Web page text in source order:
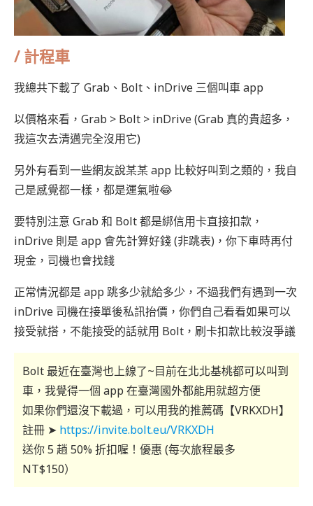
/ 計程車
我總共下載了 Grab、Bolt、inDrive 三個叫車 app
以價格來看，Grab > Bolt > inDrive (Grab 真的貴超多，
我這次去清邁完全沒用它)
另外有看到一些網友說某某 app 比較好叫到之類的，我自
己是感覺都一樣，都是運氣啦😂
要特別注意 Grab 和 Bolt 都是綁信用卡直接扣款，
inDrive 則是 app 會先計算好錢 (非跳表)，你下車時再付
現金，司機也會找錢
正常情況都是 app 跳多少就給多少，不過我們有遇到一次
inDrive 司機在接單後私訊抬價，你們自己看看如果可以
接受就搭，不能接受的話就用 Bolt，刷卡扣款比較沒爭議
Bolt 最近在臺灣也上線了~目前在北北基桃都可以叫到
車，我覺得一個 app 在臺灣國外都能用就超方便
如果你們還沒下載過，可以用我的推薦碼【VRKXDH】
註冊 ➤ https://invite.bolt.eu/VRKXDH
送你 5 趟 50% 折扣喔！優惠 (每次旅程最多
NT$150）